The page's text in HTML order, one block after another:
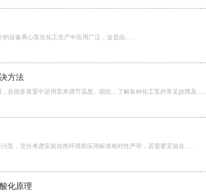
设备离心泵在化工生产中应用广泛，这是由......
方法
在很多装置中还用泵来调节温度。因此，了解各种化工泵的常见故障及......
泵，充分考虑安裝自然环境和应用标准相对性严苛，若需要安裝在......
化原理